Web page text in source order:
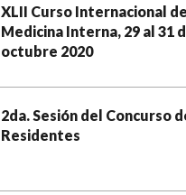
XLII Curso Internacional de
Medicina Interna, 29 al 31
octubre 2020
2da. Sesión del Concurso
Residentes